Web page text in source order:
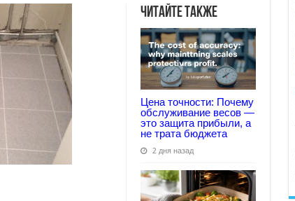
Читайте также
Цена точности: Почему
обслуживание весов —
это защита прибыли, а
не трата бюджета
2 дня назад